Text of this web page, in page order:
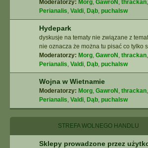
Moderatorzy: Morg, GawroN , thrackan,
Perianalis, Valdi, Dąb, puchalsw
Hydepark
dyskusje na tematy nie związane z
nie oznacza że można tu pisać co tylko
Moderatorzy: Morg, GawroN , thrackan,
Perianalis, Valdi, Dąb, puchalsw
Wojna w Wietnamie
Moderatorzy: Morg, GawroN , thrackan,
Perianalis, Valdi, Dąb, puchalsw
STREFA WOLNEGO HANDLU
Sklepy prowadzone przez